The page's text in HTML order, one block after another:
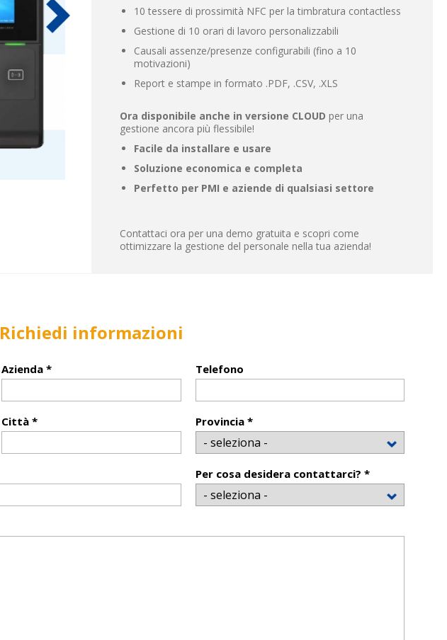
10 tessere di prossimità NFC per la timbratura contactless
Gestione di 10 orari di lavoro personalizzabili
Causali assenze/presenze configurabili (fino a 10
motivazioni)
Report e stampe in formato .PDF, .CSV, .XLS
Ora disponibile anche in versione CLOUD per una
gestione ancora più flessibile!
Facile da installare e usare
Soluzione economica e completa
Perfetto per PMI e aziende di qualsiasi settore
Contattaci ora per una demo gratuita e scopri come
ottimizzare la gestione del personale nella tua azienda!
Richiedi informazioni
Azienda * Telefono
Città * Provincia *
Per cosa desidera contattarci? *